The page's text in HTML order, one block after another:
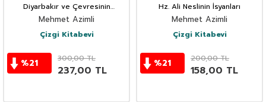
Diyarbakır ve Çevresinin
Müslümanlaşma Süreci
Mehmet Azimli
Çizgi Kitabevi
%21 300,00TL
237,00 TL
Hz. Ali Neslinin İsyanları
Mehmet Azimli
Çizgi Kitabevi
%21 200,00TL
158,00 TL